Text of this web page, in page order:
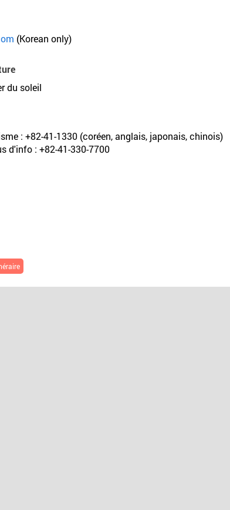
(Korean only)
du soleil
: +82-41-1330 (coréen, anglais, japonais, chinois)
d'info : +82-41-330-7700